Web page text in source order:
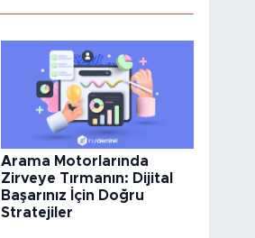
Arama Motorlarında
Zirveye Tırmanın: Dijital
Başarınız İçin Doğru
Stratejiler